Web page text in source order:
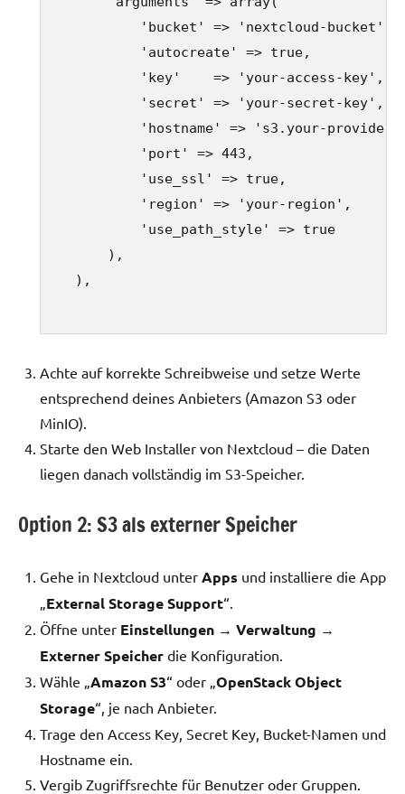
          'bucket' => 'nextcloud-bucket',
          'autocreate' => true,
          'key'    => 'your-access-key',
          'secret' => 'your-secret-key',
'hostname' => 's3.your-
          'port' => 443,
          'use_ssl' => true,
          'region' => 'your-region',
          'use_path_style' => true
      ),
  ),
Achte auf korrekte Schreibweise und setze Werte
entsprechend deines Anbieters (Amazon S3 oder
MinIO).
Starte den Web Installer von Nextcloud – die Daten
liegen danach vollständig im S3-Speicher.
Option 2: S3 als externer Speicher
Gehe in Nextcloud unter Apps und installiere die App
External Storage Support“.
Öffne unter Einstellungen → Verwaltung →
Externer Speicher die Konfiguration.
Wähle „ Amazon S3“ oder „ OpenStack Object
Storage“, je nach Anbieter.
Trage den Access Key, Secret Key, Bucket-Namen und
Hostname ein.
Vergib Zugriffsrechte für Benutzer oder Gruppen.